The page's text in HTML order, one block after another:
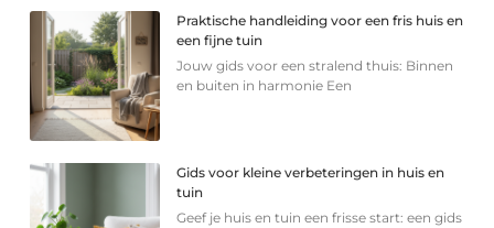
Praktische handleiding voor een fris huis en
een fijne tuin
Jouw gids voor een stralend thuis: Binnen
en buiten in harmonie Een
Gids voor kleine verbeteringen in huis en
tuin
Geef je huis en tuin een frisse start: een gids